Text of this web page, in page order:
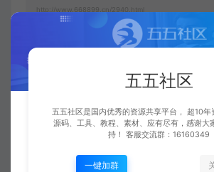
http://www.668899.cn/2940.html
五五社区 生成海报
五五社区
五五社区是国内优秀的资源共享平台， 超10年
源码、工具、教程、素材、应有尽有，感谢大
持！ 客服交流群：16160349
一键加群